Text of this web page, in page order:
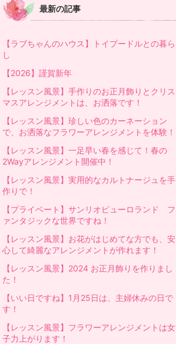
最新の記事
【ラブちゃんのハウス】トイプードルとの暮ら
し
【2026】謹賀新年
【レッスン風景】手作りのお正月飾りとクリス
マスアレンジメントは、お洒落です！
【レッスン風景】珍しい色のカーネーション
で、お洒落なフラワーアレンジメントを体験！
【レッスン風景】一足早い春を感じて！春の
2Wayアレンジメント開催中！
【レッスン風景】実用的なカルトナージュを手
作りで！
【プライベート】サンリオピューロランド フ
ァンタジックな世界ですね！
【レッスン風景】お花がはじめてな方でも、安
心して綺麗なアレンジメントが作れます！
【レッスン風景】2024 お正月飾りを作りまし
た！
【いい日ですね】1月25日は、主婦休みの日で
す！
【レッスン風景】フラワーアレンジメントは女
子力上がります！